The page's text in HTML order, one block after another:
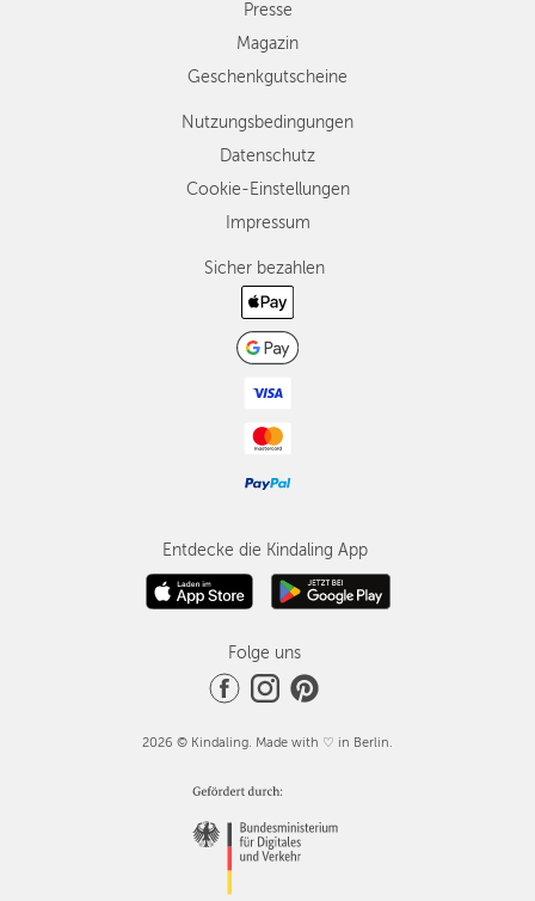
Presse
Magazin
Geschenkgutscheine
Nutzungsbedingungen
Datenschutz
Cookie-Einstellungen
Impressum
Sicher bezahlen
Entdecke die Kindaling App
Folge uns
2026 © Kindaling. Made with ♡ in Berlin.